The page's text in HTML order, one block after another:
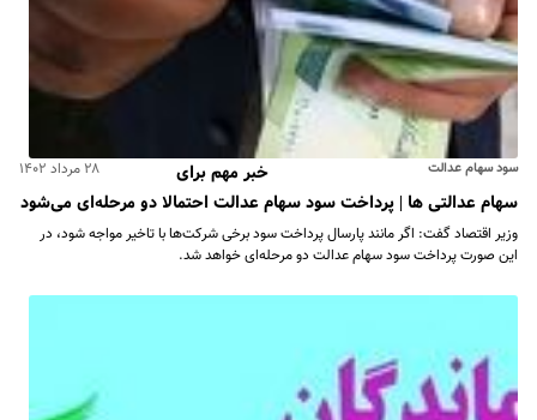
سود سهام عدالت ۲۸ مرداد ۱۴۰۲
خبر مهم برای
سهام عدالتی ها | پرداخت سود سهام عدالت احتمالا دو مرحله‌ای می‌شود
وزیر اقتصاد گفت: اگر مانند پارسال پرداخت سود برخی شرکت‌ها با تاخیر مواجه شود، در
این صورت پرداخت سود سهام عدالت دو مرحله‌ای خواهد شد.